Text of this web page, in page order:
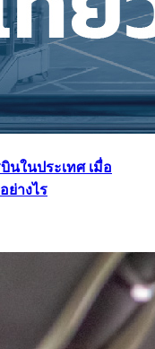
นในประเทศ เมื่อ
ย่างไร